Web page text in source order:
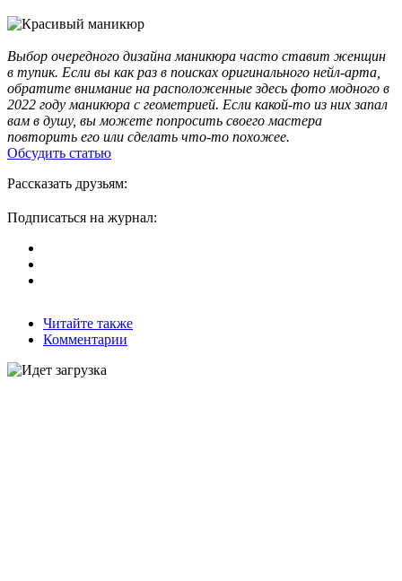
Выбор очередного дизайна маникюра часто ставит женщин
в тупик. Если вы как раз в поисках оригинального нейл-арта,
обратите внимание на расположенные здесь фото модного в
2022 году маникюра с геометрией. Если какой-то из них запал
вам в душу, вы можете попросить своего мастера
повторить его или сделать что-то похожее.
Обсудить статью
Рассказать друзьям:
Подписаться на журнал:
Читайте также
Комментарии